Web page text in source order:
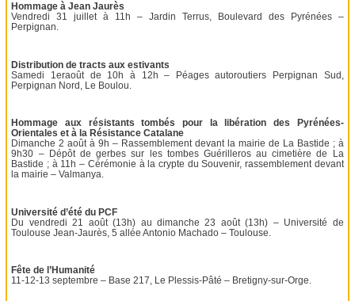
Hommage à Jean Jaurès
Vendredi 31 juillet à 11h – Jardin Terrus, Boulevard des Pyrénées –
Perpignan.
Distribution de tracts aux estivants
Samedi 1eraoût de 10h à 12h – Péages autoroutiers Perpignan Sud,
Perpignan Nord, Le Boulou.
Hommage aux résistants tombés pour la libération des Pyrénées-
Orientales et à la Résistance Catalane
Dimanche 2 août à 9h – Rassemblement devant la mairie de La Bastide ; à
9h30 – Dépôt de gerbes sur les tombes Guérilleros au cimetière de La
Bastide ; à 11h – Cérémonie à la crypte du Souvenir, rassemblement devant
la mairie – Valmanya.
Université d’été du PCF
Du vendredi 21 août (13h) au dimanche 23 août (13h) – Université de
Toulouse Jean-Jaurès, 5 allée Antonio Machado – Toulouse.
Fête de l’Humanité
11-12-13 septembre – Base 217, Le Plessis-Pâté – Bretigny-sur-Orge.